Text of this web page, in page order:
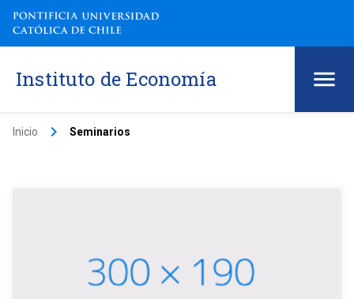
Instituto de Economía
Inicio keyboard_arrow_right Seminarios